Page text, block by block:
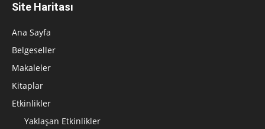
Site Haritası
Ana Sayfa
Belgeseller
Makaleler
Kitaplar
Etkinlikler
Yaklaşan Etkinlikler